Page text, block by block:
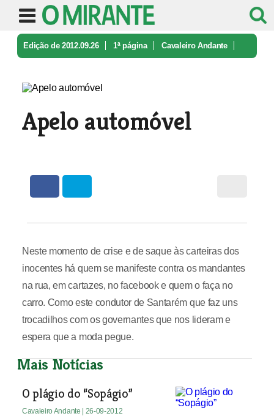
Edição de 2012.09.26 1ª página Cavaleiro Andante
Apelo automóvel
Neste momento de crise e de saque às carteiras dos
inocentes há quem se manifeste contra os mandantes
na rua, em cartazes, no facebook e quem o faça no
carro. Como este condutor de Santarém que faz uns
trocadilhos com os governantes que nos lideram e
espera que a moda pegue.
Mais Notícias
O plágio do “Sopágio”
Cavaleiro Andante | 26-09-2012